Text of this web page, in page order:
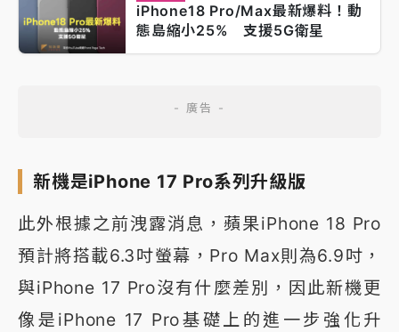
iPhone18 Pro/Max最新爆料！動
態島縮小25% 支援5G衛星
新機是iPhone 17 Pro系列升級版
此外根據之前洩露消息，蘋果iPhone 18 Pro
預計將搭載6.3吋螢幕，Pro Max則為6.9吋，
與iPhone 17 Pro沒有什麼差別，因此新機更
像是iPhone 17 Pro基礎上的進一步強化升